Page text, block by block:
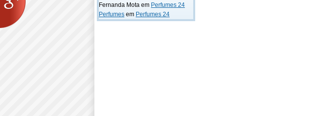
Fernanda Mota em Perfumes 24
Perfumes em Perfumes 24